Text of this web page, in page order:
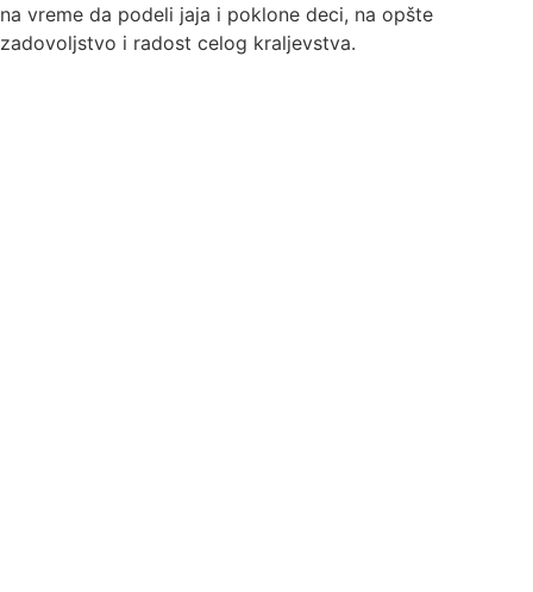
na vreme da podeli jaja i poklone deci, na opšte
zadovoljstvo i radost celog kraljevstva.